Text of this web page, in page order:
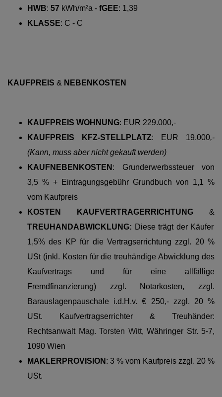
HWB: 57 kWh/m²a - fGEE: 1,39
KLASSE: C - C
KAUFPREIS & NEBENKOSTEN
KAUFPREIS WOHNUNG: EUR 229.000,-
KAUFPREIS KFZ-STELLPLATZ: EUR 19.000,-
(Kann, muss aber nicht gekauft werden)
KAUFNEBENKOSTEN :
Grunderwerbssteuer von
3,5 % + Eintragungsgebühr Grundbuch von 1,1 %
vom Kaufpreis
KOSTEN KAUFVERTRAGERRICHTUNG &
TREUHANDABWICKLUNG: Diese trägt der Käufer
1,5% des KP für die Vertragserrichtung zzgl. 20 %
USt (inkl. Kosten für die treuhändige Abwicklung des
Kaufvertrags und für eine allfällige
Fremdfinanzierung) zzgl. Notarkosten, zzgl.
Barauslagenpauschale i.d.H.v. € 250,- zzgl. 20 %
USt. Kaufvertragserrichter & Treuhänder:
Rechtsanwalt Mag. Torsten Witt, Währinger Str. 5-7,
1090 Wien
MAKLERPROVISION : 3 % vom Kaufpreis zzgl. 20 %
USt.